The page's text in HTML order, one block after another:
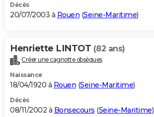
Décès
20/07/2003 à Rouen (Seine-Maritime)
Henriette LINTOT (82 ans)
Créer une cagnotte obsèques
Naissance
18/04/1920 à Rouen (Seine-Maritime)
Décès
08/11/2002 à Bonsecours (Seine-Maritime)